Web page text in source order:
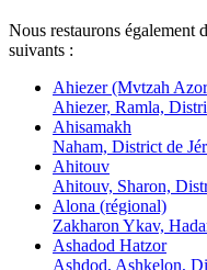
Nous restaurons également
suivants :
Ahiezer (Mvtzah
Ahiezer, Ramla,
Ahisamakh
Naham, District de
Ahitouv
Ahitouv, Sharon,
Alona (régional)
Zakharon Ykav,
Ashadod Hatzor
Ashdod, Ashkelon,